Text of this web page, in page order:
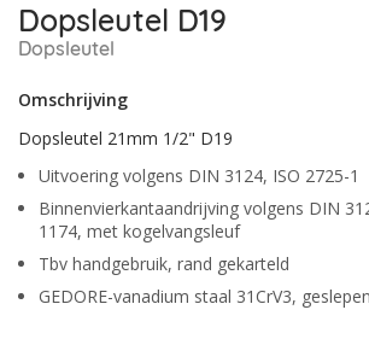
Dopsleutel D19
Dopsleutel
Omschrijving
Dopsleutel 21mm 1/2" D19
Uitvoering volgens DIN 3124, ISO 2725-1
Binnenvierkantaandrijving volgens DIN
1174, met kogelvangsleuf
Tbv handgebruik, rand gekarteld
GEDORE-vanadium staal 31CrV3,